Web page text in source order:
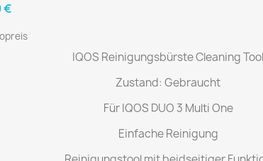
€
IQOS Reinigungsbürste Cleaning Tool
Zustand: Gebraucht
Für IQOS DUO 3 Multi One
Einfache Reinigung